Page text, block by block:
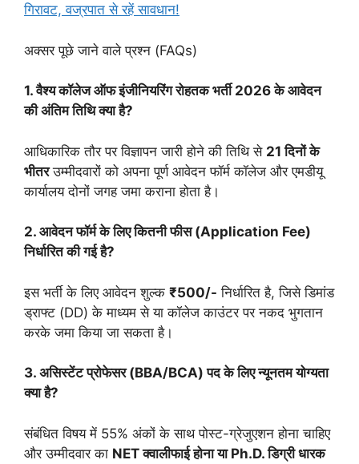
गिरावट, वज्रपात से रहें सावधान!
अक्सर पूछे जाने वाले प्रश्न (FAQs)
1. वैश्य कॉलेज ऑफ इंजीनियरिंग रोहतक भर्ती 2026 के आवेदन
की अंतिम तिथि क्या है?
आधिकारिक तौर पर विज्ञापन जारी होने की तिथि से 21 दिनों के
भीतरउम्मीदवारों को अपना पूर्ण आवेदन फॉर्म कॉलेज और एमडीयू
कार्यालय दोनों जगह जमा कराना होता है।
2. आवेदन फॉर्म के लिए कितनी फीस (Application Fee)
निर्धारित की गई है?
इस भर्ती के लिए आवेदन शुल्क ₹500/- निर्धारित है, जिसे डिमांड
ड्राफ्ट (DD) के माध्यम से या कॉलेज काउंटर पर नकद भुगतान
करके जमा किया जा सकता है।
3. असिस्टेंट प्रोफेसर (BBA/BCA) पद के लिए न्यूनतम योग्यता
क्या है?
संबंधित विषय में 55% अंकों के साथ पोस्ट-ग्रेजुएशन होना चाहिए
और उम्मीदवार का NET क्वालीफाई होना या Ph.D. डिग्री धारक